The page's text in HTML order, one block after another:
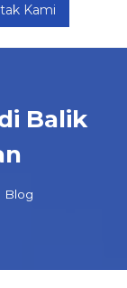
Kami
Balik
Blog